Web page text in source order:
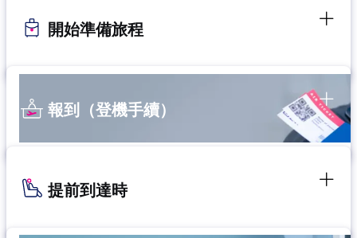
開始準備旅程
報到（登機手續）
提前到達時